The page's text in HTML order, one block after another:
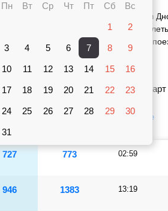
Пн
Вт Ср Чт Пт Сб Вс
1 2
3 4 5 6 7 8 9
10 11 12 13 14 15 16
17 18 19 20 21 22 23
24 25 26 27 28 29 30
31
расписание движения поездов
от 727 руб. Сможете заказать ж/д
2 поездов, оставить отзыв о своей
рублей Вагоны
Сидячий Плацкарт
Купе Отправление
727 773 02:59
946 1383 13:19